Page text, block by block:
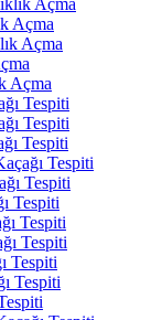
Açma
Açma
Açma
Açma
Tespiti
Tespiti
Tespiti
Tespiti
Tespiti
Tespiti
Tespiti
Tespiti
Tespiti
Tespiti